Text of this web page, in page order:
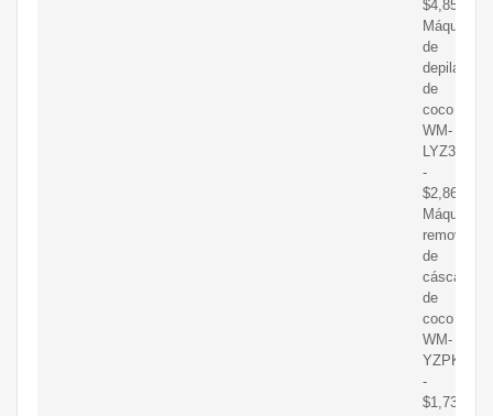
$4,850.00
Máquina
de
depilación
de
coco
WM-
LYZ300
-
$2,860.00
Máquina
de
cáscara
de
coco
WM-
YZPK400
-
$1,730.00